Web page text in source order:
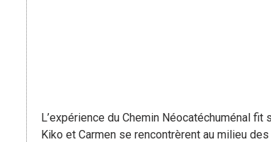
L’expérience du Chemin Néocatéchuménal
Kiko et Carmen se rencontrèrent au milieu